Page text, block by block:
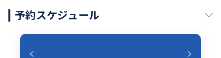
予約スケジュール